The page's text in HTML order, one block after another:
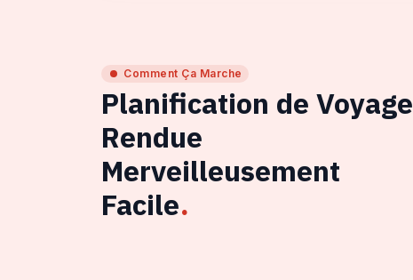
Comment Ça Marche
Planification de Voyage
Rendue
Merveilleusement
Facile.